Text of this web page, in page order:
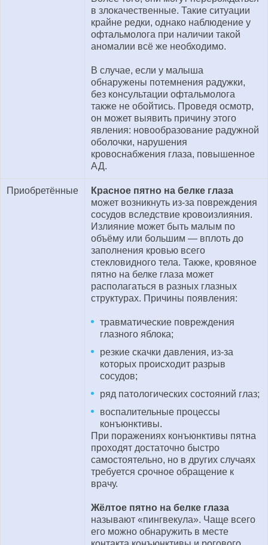
в злокачественные. Такие ситуации
крайне редки, однако наблюдение у
офтальмолога при наличии такой
аномалии всё же необходимо.
В случае, если у малыша
обнаружены потемнения радужки,
без консультации офтальмолога
также не обойтись. Проведя осмотр,
он может выявить причину этого
явления: новообразование радужной
оболочки, нарушения
кровоснабжения глаза, повышенное
АД.
Приобретённые
Красное пятно на белке глаза
может возникнуть из-за повреждения
сосудов вследствие кровоизлияния.
Излияние может быть малым по
объёму или большим — вплоть до
заполнения кровью всего
стекловидного тела. Также, кровяное
пятно на белке глаза может
располагаться в разных глазных
структурах. Причины появления:
травматические повреждения
глазного яблока;
резкие скачки давления, из-за
которых происходит разрыв
сосудов;
ряд патологических состояний глаз;
воспалительные процессы
конъюнктивы.
При поражениях конъюнктивы пятна
проходят достаточно быстро
самостоятельно, но в других случаях
требуется срочное обращение к
врачу.
Жёлтое пятно на белке глаза
называют «пингвекула». Чаще всего
его можно обнаружить в месте